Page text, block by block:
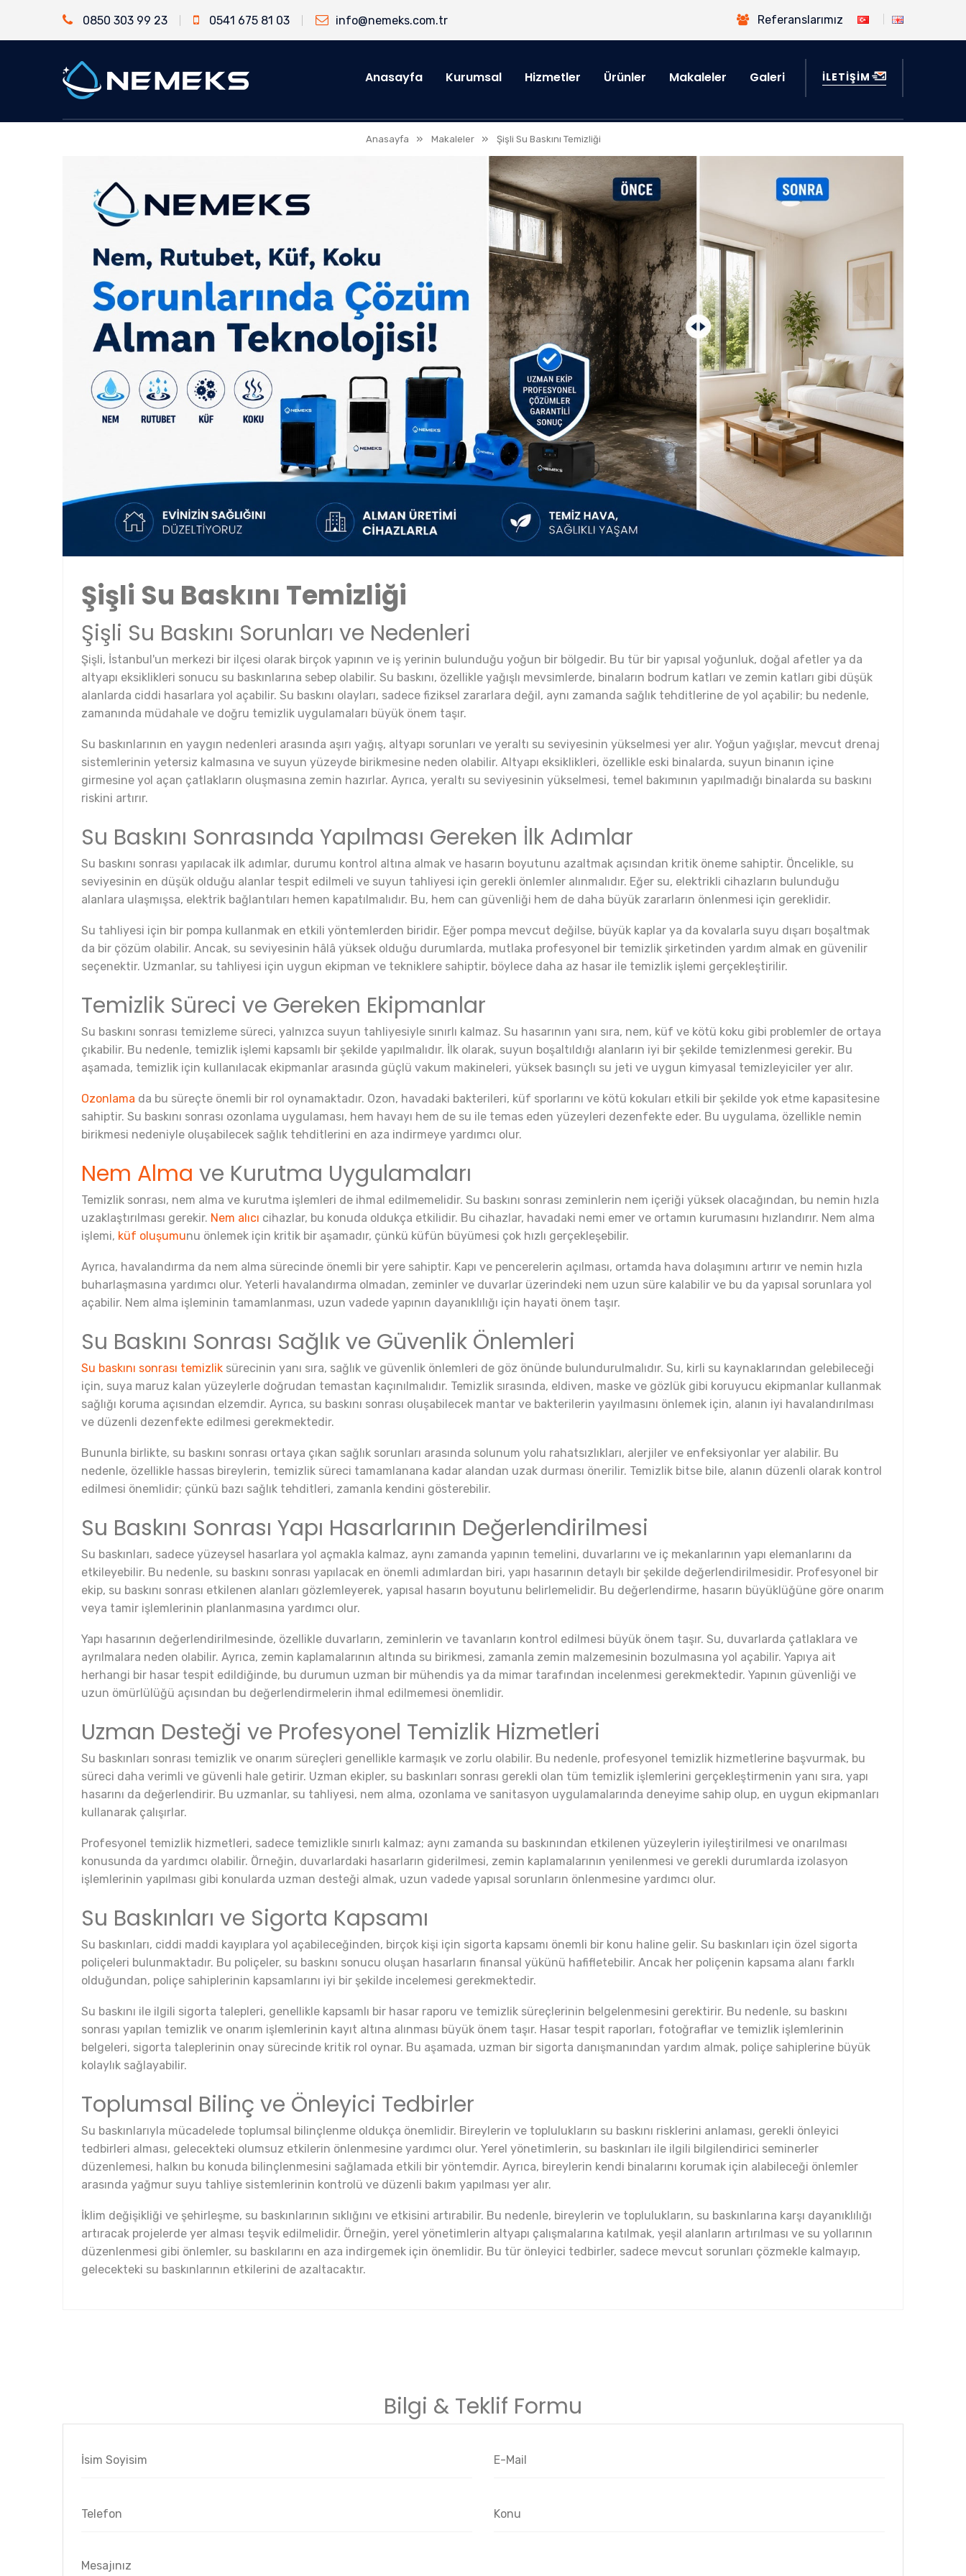
0850 303 99 23 0541 675 81 03 info@nemeks.com.tr Referanslarımız
Anasayfa Kurumsal Hizmetler Ürünler Makaleler Galeri İLETİŞİM
Anasayfa » Makaleler » Şişli Su Baskını Temizliği
Şişli Su Baskını Temizliği
Şişli Su Baskını Sorunları ve Nedenleri
Şişli, İstanbul'un merkezi bir ilçesi olarak birçok yapının ve iş yerinin bulunduğu yoğun bir bölgedir. Bu tür bir yapısal yoğunluk, doğal afetler ya da
altyapı eksiklikleri sonucu su baskınlarına sebep olabilir. Su baskını, özellikle yağışlı mevsimlerde, binaların bodrum katları ve zemin katları gibi düşük
alanlarda ciddi hasarlara yol açabilir. Su baskını olayları, sadece fiziksel zararlara değil, aynı zamanda sağlık tehditlerine de yol açabilir; bu nedenle,
zamanında müdahale ve doğru temizlik uygulamaları büyük önem taşır.
Su baskınlarının en yaygın nedenleri arasında aşırı yağış, altyapı sorunları ve yeraltı su seviyesinin yükselmesi yer alır. Yoğun yağışlar, mevcut drenaj
sistemlerinin yetersiz kalmasına ve suyun yüzeyde birikmesine neden olabilir. Altyapı eksiklikleri, özellikle eski binalarda, suyun binanın içine
girmesine yol açan çatlakların oluşmasına zemin hazırlar. Ayrıca, yeraltı su seviyesinin yükselmesi, temel bakımının yapılmadığı binalarda su baskını
riskini artırır.
Su Baskını Sonrasında Yapılması Gereken İlk Adımlar
Su baskını sonrası yapılacak ilk adımlar, durumu kontrol altına almak ve hasarın boyutunu azaltmak açısından kritik öneme sahiptir. Öncelikle, su
seviyesinin en düşük olduğu alanlar tespit edilmeli ve suyun tahliyesi için gerekli önlemler alınmalıdır. Eğer su, elektrikli cihazların bulunduğu
alanlara ulaşmışsa, elektrik bağlantıları hemen kapatılmalıdır. Bu, hem can güvenliği hem de daha büyük zararların önlenmesi için gereklidir.
Su tahliyesi için bir pompa kullanmak en etkili yöntemlerden biridir. Eğer pompa mevcut değilse, büyük kaplar ya da kovalarla suyu dışarı boşaltmak
da bir çözüm olabilir. Ancak, su seviyesinin hâlâ yüksek olduğu durumlarda, mutlaka profesyonel bir temizlik şirketinden yardım almak en güvenilir
seçenektir. Uzmanlar, su tahliyesi için uygun ekipman ve tekniklere sahiptir, böylece daha az hasar ile temizlik işlemi gerçekleştirilir.
Temizlik Süreci ve Gereken Ekipmanlar
Su baskını sonrası temizleme süreci, yalnızca suyun tahliyesiyle sınırlı kalmaz. Su hasarının yanı sıra, nem, küf ve kötü koku gibi problemler de ortaya
çıkabilir. Bu nedenle, temizlik işlemi kapsamlı bir şekilde yapılmalıdır. İlk olarak, suyun boşaltıldığı alanların iyi bir şekilde temizlenmesi gerekir. Bu
aşamada, temizlik için kullanılacak ekipmanlar arasında güçlü vakum makineleri, yüksek basınçlı su jeti ve uygun kimyasal temizleyiciler yer alır.
Ozonlama da bu süreçte önemli bir rol oynamaktadır. Ozon, havadaki bakterileri, küf sporlarını ve kötü kokuları etkili bir şekilde yok etme kapasitesine
sahiptir. Su baskını sonrası ozonlama uygulaması, hem havayı hem de su ile temas eden yüzeyleri dezenfekte eder. Bu uygulama, özellikle nemin
birikmesi nedeniyle oluşabilecek sağlık tehditlerini en aza indirmeye yardımcı olur.
Nem Alma ve Kurutma Uygulamaları
Temizlik sonrası, nem alma ve kurutma işlemleri de ihmal edilmemelidir. Su baskını sonrası zeminlerin nem içeriği yüksek olacağından, bu nemin hızla
uzaklaştırılması gerekir. Nem alıcı cihazlar, bu konuda oldukça etkilidir. Bu cihazlar, havadaki nemi emer ve ortamın kurumasını hızlandırır. Nem alma
işlemi, küf oluşumunu önlemek için kritik bir aşamadır, çünkü küfün büyümesi çok hızlı gerçekleşebilir.
Ayrıca, havalandırma da nem alma sürecinde önemli bir yere sahiptir. Kapı ve pencerelerin açılması, ortamda hava dolaşımını artırır ve nemin hızla
buharlaşmasına yardımcı olur. Yeterli havalandırma olmadan, zeminler ve duvarlar üzerindeki nem uzun süre kalabilir ve bu da yapısal sorunlara yol
açabilir. Nem alma işleminin tamamlanması, uzun vadede yapının dayanıklılığı için hayati önem taşır.
Su Baskını Sonrası Sağlık ve Güvenlik Önlemleri
Su baskını sonrası temizlik sürecinin yanı sıra, sağlık ve güvenlik önlemleri de göz önünde bulundurulmalıdır. Su, kirli su kaynaklarından gelebileceği
için, suya maruz kalan yüzeylerle doğrudan temastan kaçınılmalıdır. Temizlik sırasında, eldiven, maske ve gözlük gibi koruyucu ekipmanlar kullanmak
sağlığı koruma açısından elzemdir. Ayrıca, su baskını sonrası oluşabilecek mantar ve bakterilerin yayılmasını önlemek için, alanın iyi havalandırılması
ve düzenli dezenfekte edilmesi gerekmektedir.
Bununla birlikte, su baskını sonrası ortaya çıkan sağlık sorunları arasında solunum yolu rahatsızlıkları, alerjiler ve enfeksiyonlar yer alabilir. Bu
nedenle, özellikle hassas bireylerin, temizlik süreci tamamlanana kadar alandan uzak durması önerilir. Temizlik bitse bile, alanın düzenli olarak kontrol
edilmesi önemlidir; çünkü bazı sağlık tehditleri, zamanla kendini gösterebilir.
Su Baskını Sonrası Yapı Hasarlarının Değerlendirilmesi
Su baskınları, sadece yüzeysel hasarlara yol açmakla kalmaz, aynı zamanda yapının temelini, duvarlarını ve iç mekanlarının yapı elemanlarını da
etkileyebilir. Bu nedenle, su baskını sonrası yapılacak en önemli adımlardan biri, yapı hasarının detaylı bir şekilde değerlendirilmesidir. Profesyonel bir
ekip, su baskını sonrası etkilenen alanları gözlemleyerek, yapısal hasarın boyutunu belirlemelidir. Bu değerlendirme, hasarın büyüklüğüne göre onarım
veya tamir işlemlerinin planlanmasına yardımcı olur.
Yapı hasarının değerlendirilmesinde, özellikle duvarların, zeminlerin ve tavanların kontrol edilmesi büyük önem taşır. Su, duvarlarda çatlaklara ve
ayrılmalara neden olabilir. Ayrıca, zemin kaplamalarının altında su birikmesi, zamanla zemin malzemesinin bozulmasına yol açabilir. Yapıya ait
herhangi bir hasar tespit edildiğinde, bu durumun uzman bir mühendis ya da mimar tarafından incelenmesi gerekmektedir. Yapının güvenliği ve
uzun ömürlülüğü açısından bu değerlendirmelerin ihmal edilmemesi önemlidir.
Uzman Desteği ve Profesyonel Temizlik Hizmetleri
Su baskınları sonrası temizlik ve onarım süreçleri genellikle karmaşık ve zorlu olabilir. Bu nedenle, profesyonel temizlik hizmetlerine başvurmak, bu
süreci daha verimli ve güvenli hale getirir. Uzman ekipler, su baskınları sonrası gerekli olan tüm temizlik işlemlerini gerçekleştirmenin yanı sıra, yapı
hasarını da değerlendirir. Bu uzmanlar, su tahliyesi, nem alma, ozonlama ve sanitasyon uygulamalarında deneyime sahip olup, en uygun ekipmanları
kullanarak çalışırlar.
Profesyonel temizlik hizmetleri, sadece temizlikle sınırlı kalmaz; aynı zamanda su baskınından etkilenen yüzeylerin iyileştirilmesi ve onarılması
konusunda da yardımcı olabilir. Örneğin, duvarlardaki hasarların giderilmesi, zemin kaplamalarının yenilenmesi ve gerekli durumlarda izolasyon
işlemlerinin yapılması gibi konularda uzman desteği almak, uzun vadede yapısal sorunların önlenmesine yardımcı olur.
Su Baskınları ve Sigorta Kapsamı
Su baskınları, ciddi maddi kayıplara yol açabileceğinden, birçok kişi için sigorta kapsamı önemli bir konu haline gelir. Su baskınları için özel sigorta
poliçeleri bulunmaktadır. Bu poliçeler, su baskını sonucu oluşan hasarların finansal yükünü hafifletebilir. Ancak her poliçenin kapsama alanı farklı
olduğundan, poliçe sahiplerinin kapsamlarını iyi bir şekilde incelemesi gerekmektedir.
Su baskını ile ilgili sigorta talepleri, genellikle kapsamlı bir hasar raporu ve temizlik süreçlerinin belgelenmesini gerektirir. Bu nedenle, su baskını
sonrası yapılan temizlik ve onarım işlemlerinin kayıt altına alınması büyük önem taşır. Hasar tespit raporları, fotoğraflar ve temizlik işlemlerinin
belgeleri, sigorta taleplerinin onay sürecinde kritik rol oynar. Bu aşamada, uzman bir sigorta danışmanından yardım almak, poliçe sahiplerine büyük
kolaylık sağlayabilir.
Toplumsal Bilinç ve Önleyici Tedbirler
Su baskınlarıyla mücadelede toplumsal bilinçlenme oldukça önemlidir. Bireylerin ve toplulukların su baskını risklerini anlaması, gerekli önleyici
tedbirleri alması, gelecekteki olumsuz etkilerin önlenmesine yardımcı olur. Yerel yönetimlerin, su baskınları ile ilgili bilgilendirici seminerler
düzenlemesi, halkın bu konuda bilinçlenmesini sağlamada etkili bir yöntemdir. Ayrıca, bireylerin kendi binalarını korumak için alabileceği önlemler
arasında yağmur suyu tahliye sistemlerinin kontrolü ve düzenli bakım yapılması yer alır.
İklim değişikliği ve şehirleşme, su baskınlarının sıklığını ve etkisini artırabilir. Bu nedenle, bireylerin ve toplulukların, su baskınlarına karşı dayanıklılığı
artıracak projelerde yer alması teşvik edilmelidir. Örneğin, yerel yönetimlerin altyapı çalışmalarına katılmak, yeşil alanların artırılması ve su yollarının
düzenlenmesi gibi önlemler, su baskılarını en aza indirgemek için önemlidir. Bu tür önleyici tedbirler, sadece mevcut sorunları çözmekle kalmayıp,
gelecekteki su baskınlarının etkilerini de azaltacaktır.
Bilgi & Teklif Formu